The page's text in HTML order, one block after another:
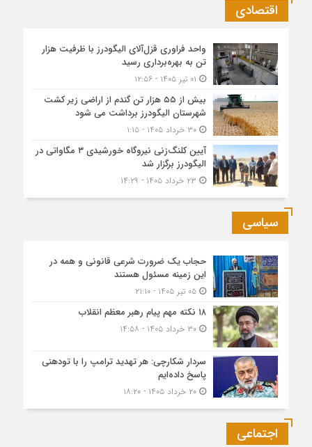
اقتصادی
واحد فراوری قزل‌آلای الیگودرز با ظرفیت هزار
تن به بهره‌برداری رسید
بیش از ۵۵ هزار تن گندم از اراضی زیر کشت
شهرستان الیگودرز برداشت می شود
۳۰ خرداد ۱۴۰۵ - ۱:۱۵
آیین کلنگ‌زنی نیروگاه خورشیدی ۳ مگاواتی در
الیگودرز برگزار شد
سیاسی
حجاب یک ضرورت شرعی قانونی و همه در
این زمینه مسئول هستند
۰۵ تیر ۱۴۰۵ - ۲۱:۱۰
۱۸ نکته مهم پیام رهبر معظم انقلاب
۳۰ خرداد ۱۴۰۵ - ۱۴:۵۸
سردار شکارچی: هر تهدید ترامپ را با تودهنی
پاسخ داده‌ایم
۲۰ خرداد ۱۴۰۵ - ۱۸:۲۰
اجتماعی